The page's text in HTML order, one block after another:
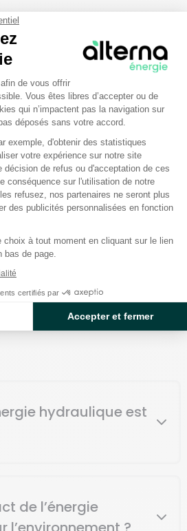
des sédiments
l’évacuation des sédiments vers
du site permet, par ailleurs,
installations à long terme
des infrastructures inutilisées
actions de compensation...).
hydrauliques
hydraulique est
considérée comme polluante
la production d’une
de l’énergie
Gestion du
de vous offrir
Vous êtes libres d’accepter ou de
qui n’impactent pas la navigation sur
déposés sans votre accord.
exemple, d'obtenir des statistiques
votre expérience sur notre site
décision de refus ou d'acceptation de ces
conséquence sur l'utilisation de notre
refusez, nos partenaires ne seront plus
des publicités personnalisées en fonction
choix à tout moment en cliquant sur le lien
bas de page.
certifiés par
Accepter et fermer
consent